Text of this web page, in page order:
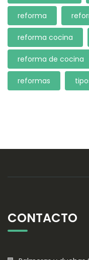
reforma
reforma cocina
reforma de cocina
reformas
CONTACTO